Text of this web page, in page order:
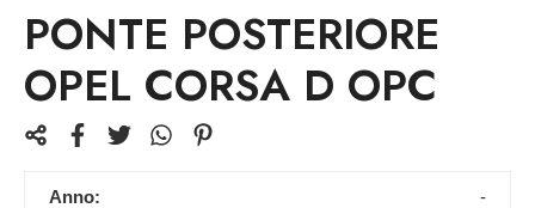
PONTE POSTERIORE
OPEL CORSA D OPC
Anno: -